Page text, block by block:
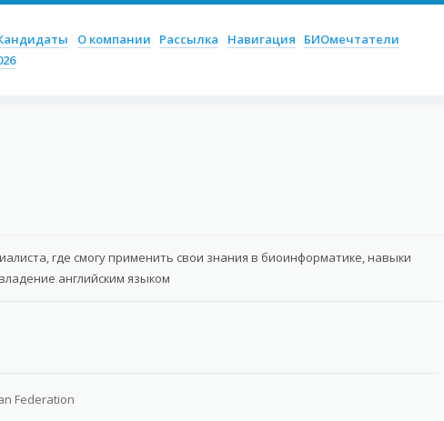
О компании Рассылка Навигация
БИОмечтатели
где смогу применить свои знания в биоинформатике, навыки
английским языком
Federation